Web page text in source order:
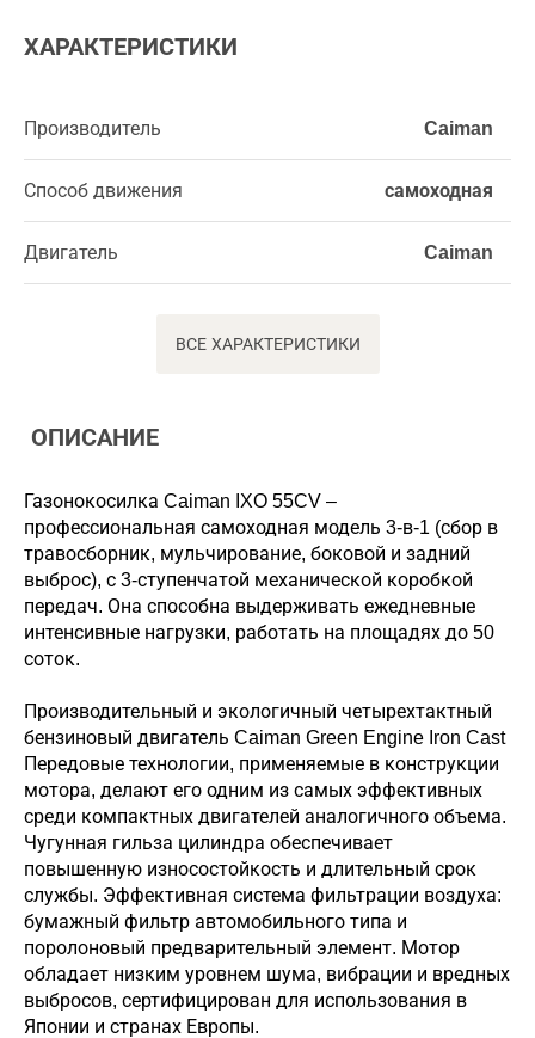
ХАРАКТЕРИСТИКИ
Производитель Caiman
Способ движения самоходная
Двигатель Caiman
ВСЕ ХАРАКТЕРИСТИКИ
ОПИСАНИЕ
Газонокосилка Caiman IXO 55CV –
профессиональная самоходная модель 3-в-1 (сбор в
травосборник, мульчирование, боковой и задний
выброс), с 3-ступенчатой механической коробкой
передач. Она способна выдерживать ежедневные
интенсивные нагрузки, работать на площадях до 50
соток.
Производительный и экологичный четырехтактный
бензиновый двигатель Caiman Green Engine Iron Cast
Передовые технологии, применяемые в конструкции
мотора, делают его одним из самых эффективных
среди компактных двигателей аналогичного объема.
Чугунная гильза цилиндра обеспечивает
повышенную износостойкость и длительный срок
службы. Эффективная система фильтрации воздуха:
бумажный фильтр автомобильного типа и
поролоновый предварительный элемент. Мотор
обладает низким уровнем шума, вибрации и вредных
выбросов, сертифицирован для использования в
Японии и странах Европы.